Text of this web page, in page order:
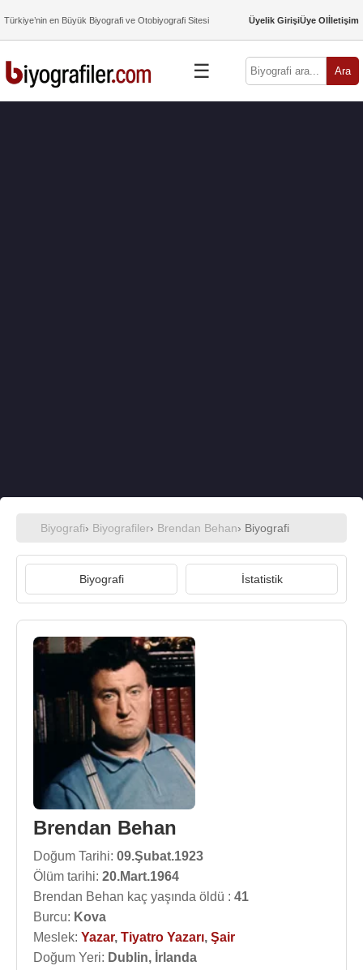
Türkiye’nin en Büyük Biyografi ve Otobiyografi Sitesi Üyelik GirişiÜye Olİletişim
☰ Ara
Biyografi› Biyografiler› Brendan Behan› Biyografi
Biyografi İstatistik
Brendan Behan
Doğum Tarihi: 09.Şubat.1923
Ölüm tarihi: 20.Mart.1964
Brendan Behan kaç yaşında öldü : 41
Burcu: Kova
Meslek: Yazar, Tiyatro Yazarı, Şair
Doğum Yeri: Dublin, İrlanda